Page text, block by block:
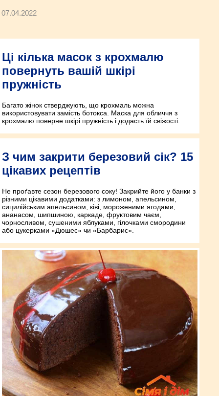
07.04.2022
Ці кілька масок з крохмалю
повернуть вашій шкірі
пружність
Багато жінок стверджують, що крохмаль можна
використовувати замість ботокса. Маска для обличчя з
крохмалю поверне шкірі пружність і додасть їй свіжості.
З чим закрити березовий сік? 15
цікавих рецептів
Не проґавте сезон березового соку! Закрийте його у банки з
різними цікавими додатками: з лимоном, апельсином,
сицилійським апельсином, ківі, мороженими ягодами,
ананасом, шипшиною, каркаде, фруктовим чаєм,
чорносливом, сушеними яблуками, гілочками смородини
або цукерками «Дюшес» чи «Барбарис».